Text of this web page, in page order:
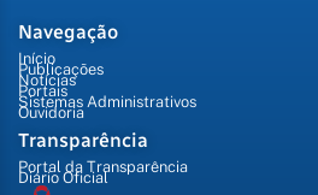
Navegação
Início
Publicações
Notícias
Portais
Sistemas Administrativos
Ouvidoria
Transparência
Portal da Transparência
Diário Oficial